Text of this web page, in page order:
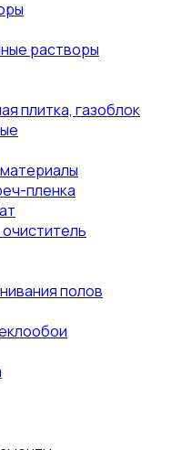
растворы
плитка, газоблок
пленка
полов